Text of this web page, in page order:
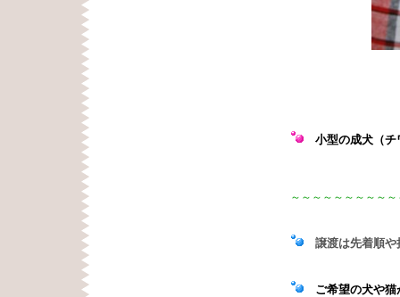
小型の成犬（チ
～～～～～～～～～
譲渡は先着順や
ご希望の犬や猫